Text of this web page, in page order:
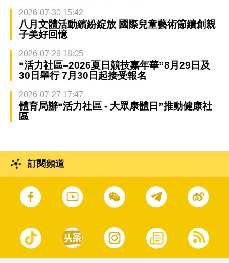
2026-07-30 15:42
八月文體活動繽紛綻放 國際兒童藝術節續創親
子美好回憶
2026-07-29 18:05
“活力社區–2026夏日競技嘉年華”8月29日及
30日舉行 7月30日起接受報名
2026-07-27 17:47
體育局辦“活力社區 - 大眾康體日”推動健康社
區
訂閱頻道